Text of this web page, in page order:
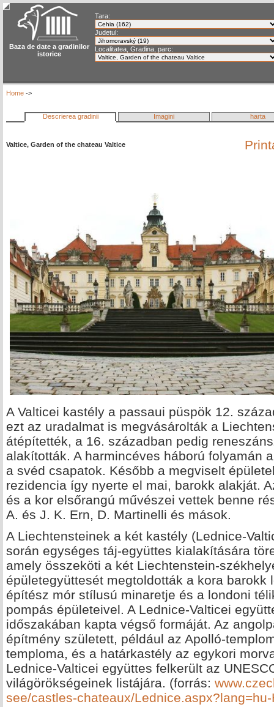
Baza de date a gradinilor
istorice
Tara:
Judetul:
Localitatea, Gradina, parc:
Home ->
Descrierea gradinii Imagini harta
Valtice, Garden of the chateau Valtice
A Valticei kastély a passaui püspök 12.
ezt az uradalmat is megvásárolták a
átépítették, a 16. században pedig
alakították. A harmincéves háború folyamán
a svéd csapatok. Később a megviselt
rezidencia így nyerte el mai, barokk alakját.
és a kor elsőrangú művészei vettek benne
A. és J. K. Ern, D. Martinelli és mások.
A Liechtensteinek a két kastély (Lednice-
során egységes táj-együttes kialakítására
amely összeköti a két Liechtenstein-
épületegyüttesét megtoldották a kora barokk
építész mór stílusú minaretje és a londoni
pompás épületeivel. A Lednice-Valticei
időszakában kapta végső formáját. Az
építmény született, például az Apolló-
temploma, és a határkastély az egykori
Lednice-Valticei együttes felkerült az
világörökségeinek listájára. (forrás:
see/castles-chateaux/Lednice.aspx?lang=hu-